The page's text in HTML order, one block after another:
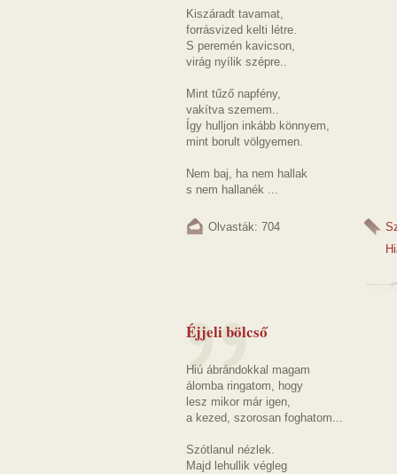
Kiszáradt tavamat,
forrásvized kelti létre.
S peremén kavicson,
virág nyílik szépre..
Mint tűző napfény,
vakítva szemem..
Így hulljon inkább könnyem,
mint borult völgyemen.
Nem baj, ha nem hallak
s nem hallanék ...
Olvasták: 704
Éjjeli bölcső
Hiú ábrándokkal magam
álomba ringatom, hogy
lesz mikor már igen,
a kezed, szorosan foghatom...
Szótlanul nézlek.
Majd lehullik végleg